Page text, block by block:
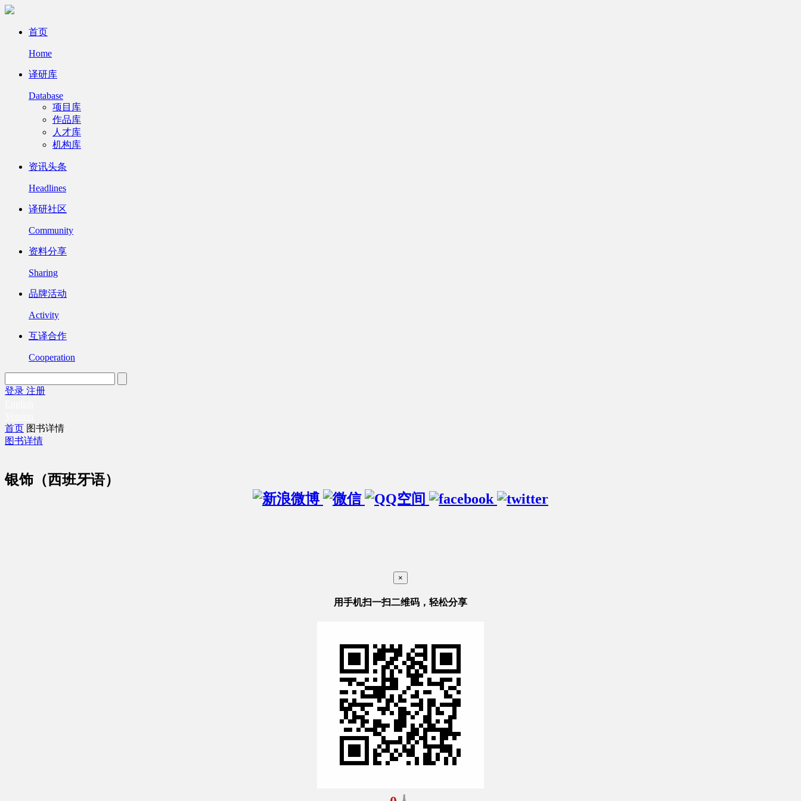
首页
Home
译研库
Database
项目库
作品库
人才库
机构库
资讯头条
Headlines
译研社区
Community
资料分享
Sharing
品牌活动
Activity
互译合作
Cooperation
登录 注册
首页 图书详情
图书详情
银饰（西班牙语）
×
用手机扫一扫二维码，轻松分享